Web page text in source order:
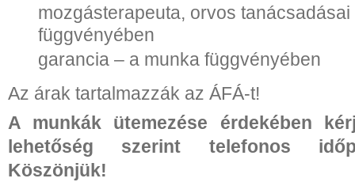
mozgásterapeuta, orvos
függvényében
garancia – a munka függvényében
Az árak tartalmazzák az ÁFÁ-t!
A munkák ütemezése érdekében
lehetőség szerint telefonos
Köszönjük!